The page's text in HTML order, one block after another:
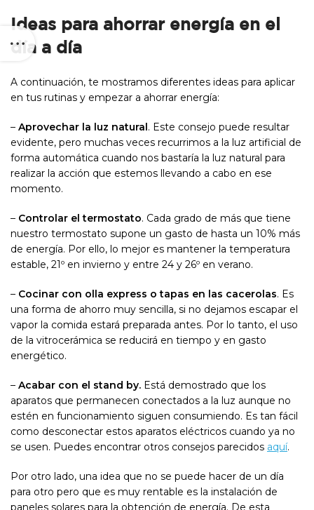
Ideas para ahorrar energía en el
día a día
A continuación, te mostramos diferentes ideas para aplicar
en tus rutinas y empezar a ahorrar energía:
– Aprovechar la luz natural. Este consejo puede resultar
evidente, pero muchas veces recurrimos a la luz artificial de
forma automática cuando nos bastaría la luz natural para
realizar la acción que estemos llevando a cabo en ese
momento.
– Controlar el termostato. Cada grado de más que tiene
nuestro termostato supone un gasto de hasta un 10% más
de energía. Por ello, lo mejor es mantener la temperatura
estable, 21º en invierno y entre 24 y 26º en verano.
– Cocinar con olla express o tapas en las cacerolas. Es
una forma de ahorro muy sencilla, si no dejamos escapar el
vapor la comida estará preparada antes. Por lo tanto, el uso
de la vitrocerámica se reducirá en tiempo y en gasto
energético.
– Acabar con el stand by. Está demostrado que los
aparatos que permanecen conectados a la luz aunque no
estén en funcionamiento siguen consumiendo. Es tan fácil
como desconectar estos aparatos eléctricos cuando ya no
se usen. Puedes encontrar otros consejos parecidos aquí.
Por otro lado, una idea que no se puede hacer de un día
para otro pero que es muy rentable es la instalación de
paneles solares para la obtención de energía. De esta